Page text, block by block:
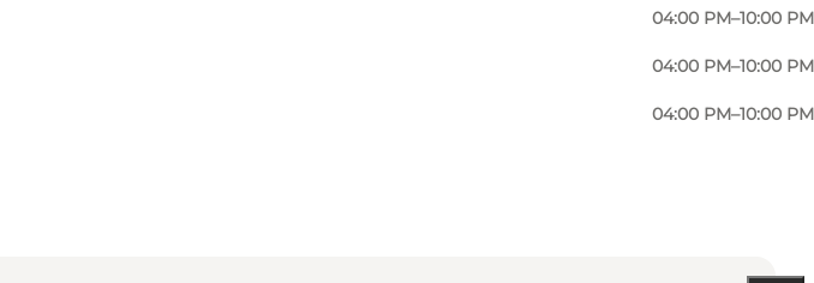
04:00 PM–10:00 PM
04:00 PM–10:00 PM
04:00 PM–10:00 PM